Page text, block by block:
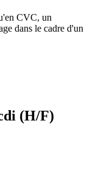
CVC, un
dans le cadre d'un
(H/F)